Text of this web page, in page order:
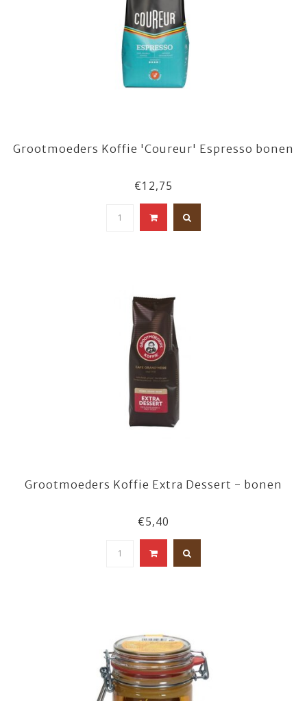
Grootmoeders Koffie 'Coureur' Espresso bonen
€12,75
Grootmoeders Koffie Extra Dessert - bonen
€5,40